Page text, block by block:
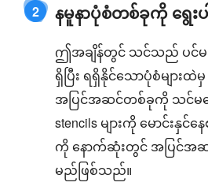
2 နမူနာပုံစံတစ်ခုကို ရွေးပ
ဤအချိန်တွင် သင်သည် ပင်
ရှိပြီး ရရှိနိုင်သောပုံစံများ
အပြင်အဆင်တစ်ခုကို သင်မရွ
stencils များကို မောင်းနှင်
ကို နောက်ဆုံးတွင် အပြင်အ
မည်ဖြစ်သည်။